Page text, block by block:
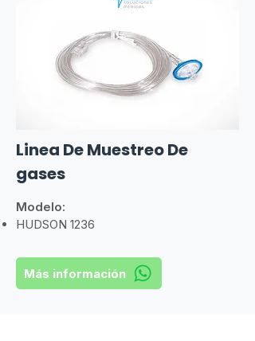
Linea De Muestreo De
gases
Modelo:
HUDSON 1236
Más información